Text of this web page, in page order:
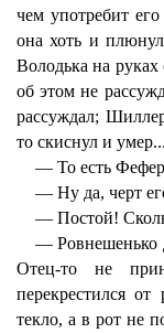
чем употребит
она хоть и
Володька на
об этом не
рассуждал;
то скиснул и умер...
— То есть
— Ну да, черт
— Постой!
— Ровнешенько
Отец-то не
перекрестился
текло, а в рот не